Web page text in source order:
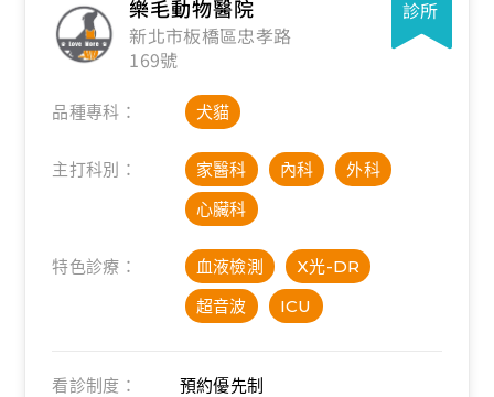
診所
樂毛動物醫院
新北市板橋區忠孝路
169號
品種專科： 犬貓
主打科別： 家醫科 內科
外科
心臟科
特色診療： 血液檢測
X光-DR
超音波
ICU
看診制度：
預約優先制